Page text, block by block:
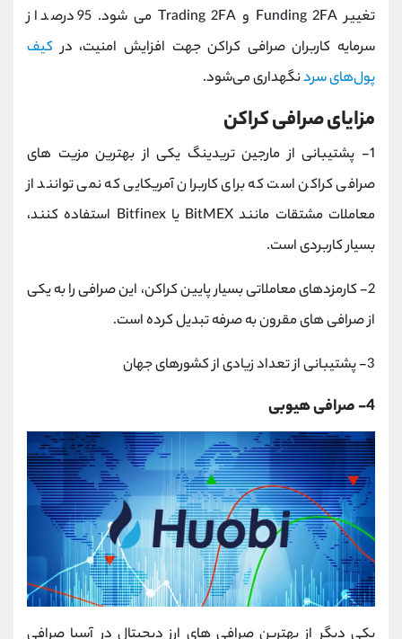
تغییر Funding 2FA و Trading 2FA می شود. 95 درصد از
سرمایه کاربران صرافی کراکن جهت افزایش امنیت، در کیف
پول‌های سردنگهداری می‌شود.
مزایای صرافی کراکن
1- پشتیبانی از مارجین تریدینگ یکی از بهترین مزیت های
صرافی کراکن است که برای کاربران آمریکایی که نمی توانند از
معاملات مشتقات مانند BitMEX یا Bitfinex استفاده کنند،
بسیار کاربردی است.
2- کارمزدهای معاملاتی بسیار پایین کراکن، این صرافی را به یکی
از صرافی های مقرون به صرفه تبدیل کرده است.
3- پشتیبانی از تعداد زیادی از کشورهای جهان
4- صرافی هیوبی